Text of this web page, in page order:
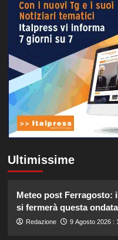
Ultimissime
Meteo post Ferragosto:
si fermerà questa
Redazione 9 Agosto 2026 :